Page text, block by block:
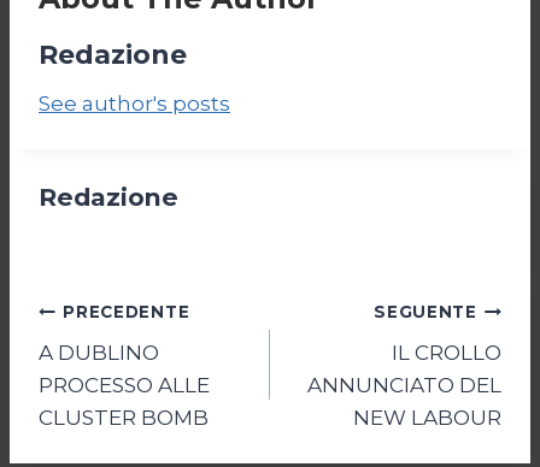
Redazione
See author's posts
Redazione
Navigazione
articoli
PRECEDENTE
A DUBLINO
PROCESSO ALLE
CLUSTER BOMB
SEGUENTE
IL CROLLO
ANNUNCIATO DEL
NEW LABOUR